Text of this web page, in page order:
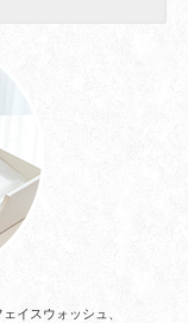
イスウォッシュ、